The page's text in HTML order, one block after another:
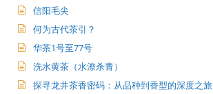
信阳毛尖
何为古代茶引？
华茶1号至77号
洗水黄茶（水潦杀青）
探寻龙井茶香密码：从品种到香型的深度之旅